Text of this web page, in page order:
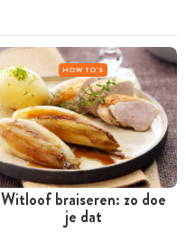
HOW TO'S
Witloof braiseren: zo doe
je dat